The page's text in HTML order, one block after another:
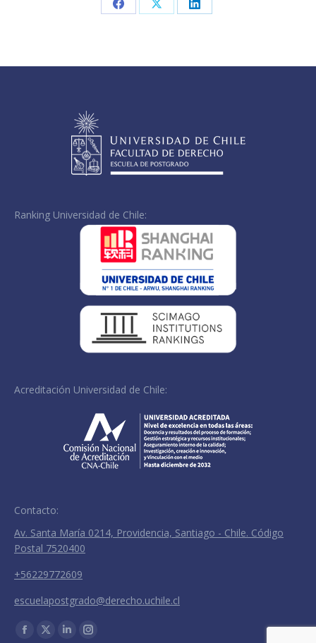
Share Share Share
Ranking Universidad de Chile:
Acreditación Universidad de Chile:
Contacto:
Av. Santa María 0214, Providencia, Santiago - Chile. Código
Postal 7520400
+56229772609
escuelapostgrado@derecho.uchile.cl
Encuéntranos en:
Facebook
X LinkedinInstagram